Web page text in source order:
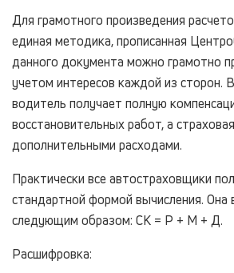
Для грамотного произведения
единая методика, прописанная
данного документа можно грамотно
учетом интересов каждой из сторон.
водитель получает полную
восстановительных работ, а
дополнительными расходами.
Практически все автостраховщики
стандартной формой вычисления. Она
следующим образом: СК = Р + М + Д.
Расшифровка: